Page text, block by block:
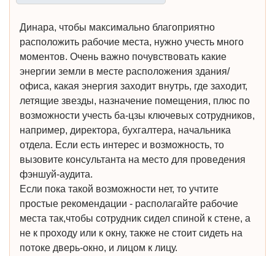
Динара, чтобы максимально благоприятно
расположить рабочие места, нужно учесть много
моментов. Очень важно почувствовать какие
энергии земли в месте расположения здания/
офиса, какая энергия заходит внутрь, где заходит,
летящие звезды, назначение помещения, плюс по
возможности учесть ба-цзы ключевых сотрудников,
например, директора, бухгалтера, начальника
отдела. Если есть интерес и возможность, то
вызовите консультанта на место для проведения
фэншуй-аудита.
Если пока такой возможности нет, то учтите
простые рекомендации - располагайте рабочие
места так,чтобы сотрудник сидел спиной к стене, а
не к проходу или к окну, также не стоит сидеть на
потоке дверь-окно, и лицом к лицу.